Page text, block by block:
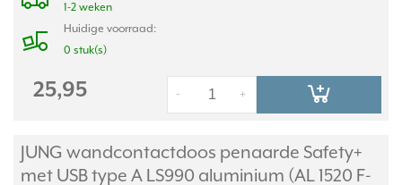
1-2 weken
Huidige voorraad:
0 stuk(s)
25,95 +
-
JUNG wandcontactdoos penaarde Safety+
met USB type A LS990 aluminium (AL 1520 F-